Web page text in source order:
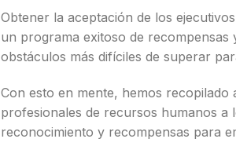
Obtener la aceptación de los
un programa exitoso de recompensas
obstáculos más difíciles de superar
Con esto en mente, hemos
profesionales de recursos humanos a
reconocimiento y recompensas para